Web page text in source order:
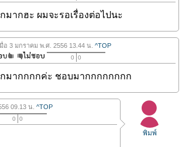
มากฮะ ผมจะรอเรื่องต่อไปนะ
มื่อ 3 มกราคม พ.ศ. 2556 13.44 น. ^TOP
0 0
มากกกกค่ะ ชอบมากกกกกกกก
พิมพ์
09.13 น. ^TOP
0 0